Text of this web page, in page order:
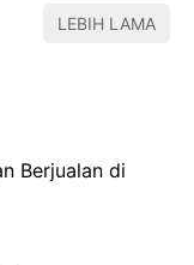
LEBIH LAMA